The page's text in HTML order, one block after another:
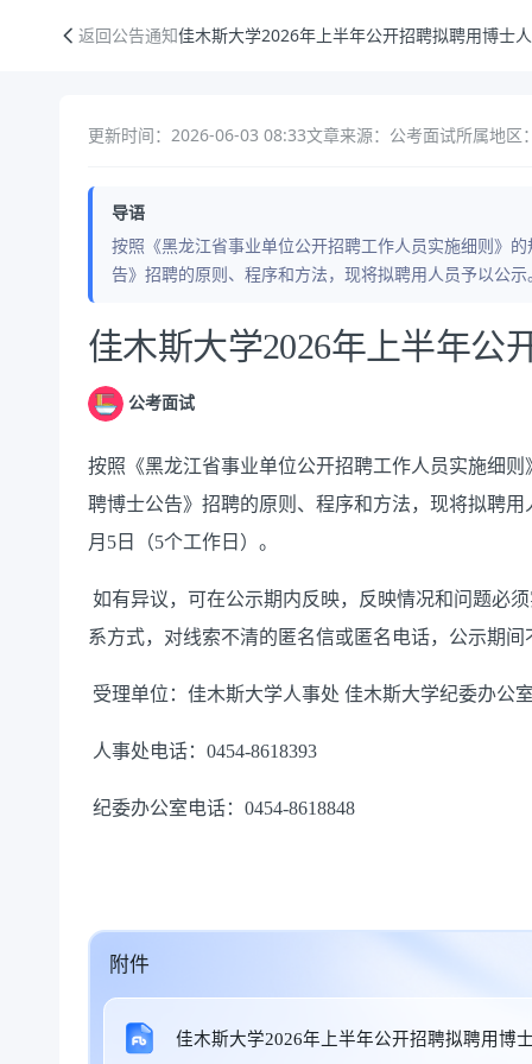
返回公告通知佳木斯大学2026年上半年公开招聘拟聘用博士
更新时间：2026-06-03 08:33文章来源：公考面试所属地区
导语
按照《黑龙江省事业单位公开招聘工作人员实施细则》
告》招聘的原则、程序和方法，现将拟聘用人员予以公
公告正文
佳木斯大学2026年上半年公
公考面试
按照《黑龙江省事业单位公开招聘工作人员实施细
聘博士公告》招聘的原则、程序和方法，现将拟聘
月 5 日（5个工作日）。
如有异议，可在公示期内反映，反映情况和问题必
系方式，对线索不清的匿名信或匿名电话，公示期间
受理单位：佳木斯大学人事处 佳木斯大学纪委办公
人事处电话： 0454-8618393
纪委办公室电话： 0454-8618848
附件
佳木斯大学2026年上半年公开招聘拟聘用博